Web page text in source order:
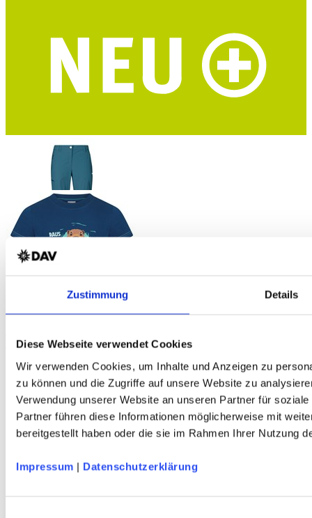
Zustimmung Details
Diese Webseite verwendet Cookies
Wir verwenden Cookies, um Inhalte und Anzeigen zu
zu können und die Zugriffe auf unsere Website zu
Verwendung unserer Website an unseren Partner für
Partner führen diese Informationen möglicherweise mit
bereitgestellt haben oder die sie im Rahmen Ihrer Nutzung
Impressum | Datenschutzerklärung
HALTI Pallas Cool Stretch Herren Trekkingshorts
Dry Quick cool Material - UPF 90+ - blaugrau - DAV-Edition
Bio-Baumwolle – marine – DAV Design